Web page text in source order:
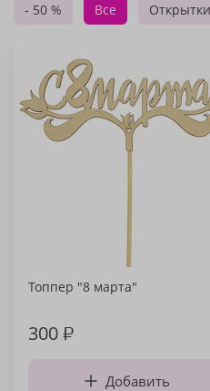
- 50 % Все Открытки
Топпер "8 марта"
300₽
Добавить